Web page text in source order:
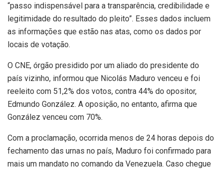
“passo indispensável para a transparência, credibilidade e
legitimidade do resultado do pleito”. Esses dados incluem
as informações que estão nas atas, como os dados por
locais de votação.
O CNE, órgão presidido por um aliado do presidente do
país vizinho, informou que Nicolás Maduro venceu e foi
reeleito com 51,2% dos votos, contra 44% do opositor,
Edmundo González. A oposição, no entanto, afirma que
González venceu com 70%.
Com a proclamação, ocorrida menos de 24 horas depois do
fechamento das urnas no país, Maduro foi confirmado para
mais um mandato no comando da Venezuela. Caso chegue